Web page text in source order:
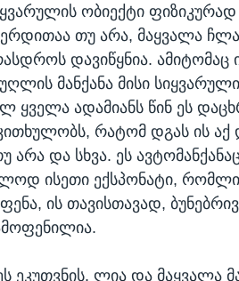
ობიექტი ფიზიკურად
თუ არა, მაყვალა
დავიწყნია. ამიტომაც
მანქანა მისი
ყველა ადამიანს წინ ეს
რატომ დგას ის აქ
და სხვა. ეს
ისეთი ექსპონატი,
ის თავისთავად,
ეკუთვნის. ლია და მაყვალა